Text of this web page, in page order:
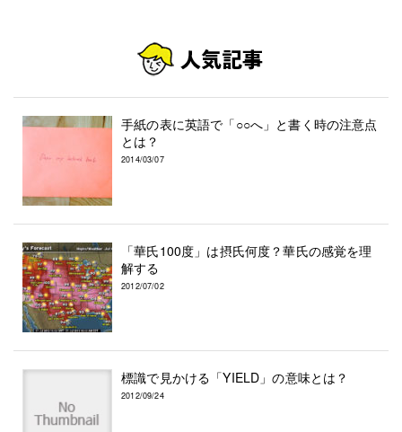
手紙の表に英語で「○○へ」と書く時の注意点
とは？
2014/03/07
「華氏100度」は摂氏何度？華氏の感覚を理
解する
2012/07/02
標識で見かける「YIELD」の意味とは？
2012/09/24